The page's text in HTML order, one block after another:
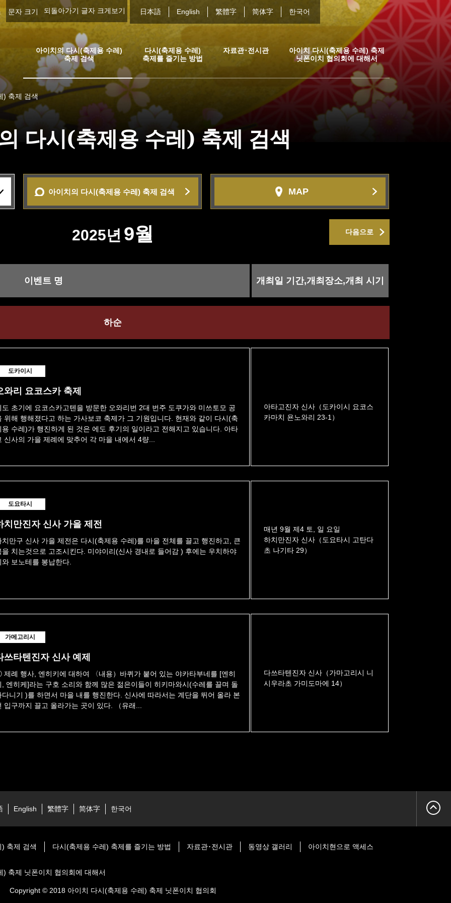
문자 크기 되돌아가기 글자 크게보기 日本語 English 繁體字 简体字 한국어
아이치의 다시(축제용 수레)
축제 검색
다시(축제용 수레)
축제를 즐기는 방법
자료관･전시관
아이치 다시(축제용 수레) 축제
닛폰이치 협의회에 대해서
) 축제 검색
다시(축제용 수레) 축제 검색
아이치의 다시(축제용 수레) 축제 검색 MAP
다음으로
2025년 9월
이벤트 명 개최일 기간,개최장소,개최 시기
하순
도카이시
와리 요코스카 축제
도 초기에 요코스카고텐을 방문한 오와리번 2대 번주 도쿠가와 미쓰토모 공
위해 행해졌다고 하는 가사보코 축제가 그 기원입니다. 현재와 같이 다시(축
용 수레)가 행진하게 된 것은 에도 후기의 일이라고 전해지고 있습니다. 아타
신사의 가을 제례에 맞추어 각 마을 내에서 4량...
아타고진자 신사（도카이시 요코스
카마치 욘노와리 23-1）
도요타시
치만진자 신사 가을 제전
치만구 신사 가을 제전은 다시(축제용 수레)를 마을 전체를 끌고 행진하고, 큰
을 치는것으로 고조시킨다. 미야이리(신사 경내로 들어감 ) 후에는 우치하야
와 보노테를 봉납한다.
매년 9월 제4 토, 일 요일
하치만진자 신사（도요타시 고탄다
초 나기타 29）
가메고리시
쓰타텐진자 신사 예제
례 행사, 엔히키에 대하여 〈내용）바퀴가 붙어 있는 야카타부네를 [엔히
, 엔히케]라는 구호 소리와 함께 많은 젊은이들이 히키마와시(수레를 끌며 돌
다니기 )를 하면서 마을 내를 행진한다. 신사에 따라서는 계단을 뛰어 올라 본
입구까지 끌고 올라가는 곳이 있다. （유래...
다쓰타텐진자 신사（가마고리시 니
시우라초 가미도마에 14）
English 繁體字 简体字 한국어
축제 검색 다시(축제용 수레) 축제를 즐기는 방법 자료관･전시관 동영상 갤러리 아이치현으로 액세스
) 축제 닛폰이치 협의회에 대해서
Copyright © 2018 아이치 다시(축제용 수레) 축제 닛폰이치 협의회